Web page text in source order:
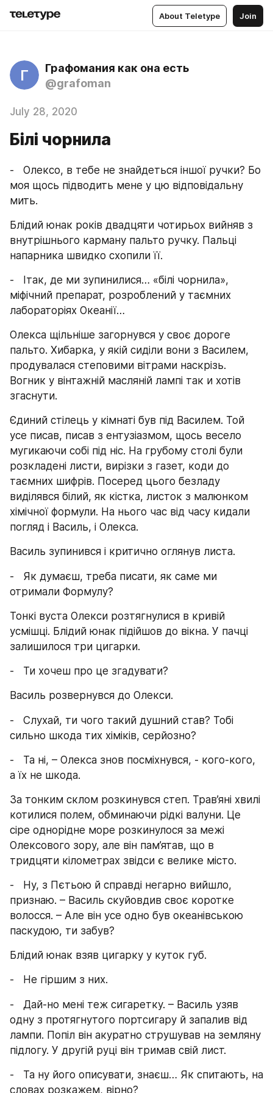
About Teletype Join
Г
Графомания как она есть
@grafoman
July 28, 2020
Білі чорнила
-   Олексо, в тебе не знайдеться іншої ручки? Бо
моя щось підводить мене у цю відповідальну
мить.
Блідий юнак років двадцяти чотирьох вийняв з
внутрішнього карману пальто ручку. Пальці
напарника швидко схопили її.
-   Ітак, де ми зупинилися… «білі чорнила»,
міфічний препарат, розроблений у таємних
лабораторіях Океанії…
Олекса щільніше загорнувся у своє дороге
пальто. Хибарка, у якій сиділи вони з Василем,
продувалася степовими вітрами наскрізь.
Вогник у вінтажній масляній лампі так и хотів
згаснути.
Єдиний стілець у кімнаті був під Василем. Той
усе писав, писав з ентузіазмом, щось весело
мугикаючи собі під ніс. На грубому столі були
розкладені листи, вирізки з газет, коди до
таємних шифрів. Посеред цього безладу
виділявся білий, як кістка, листок з малюнком
хімічної формули. На нього час від часу кидали
погляд і Василь, і Олекса.
Василь зупинився і критично оглянув листа.
-   Як думаєш, треба писати, як саме ми
отримали Формулу?
Тонкі вуста Олекси розтягнулися в кривій
усмішці. Блідий юнак підійшов до вікна. У пачці
залишилося три цигарки.
-   Ти хочеш про це згадувати?
Василь розвернувся до Олекси.
-   Слухай, ти чого такий душний став? Тобі
сильно шкода тих хіміків, серйозно?
-   Та ні, – Олекса знов посміхнувся, - кого-кого,
а їх не шкода.
За тонким склом розкинувся степ. Трав’яні хвилі
котилися полем, обминаючи рідкі валуни. Це
сіре однорідне море розкинулося за межі
Олексового зору, але він пам’ятав, що в
тридцяти кілометрах звідси є велике місто.
-   Ну, з Пєтьою й справді негарно вийшло,
признаю. – Василь скуйовдив своє коротке
волосся. – Але він усе одно був океанівською
паскудою, ти забув?
Блідий юнак взяв цигарку у куток губ.
-   Не гіршим з них.
-   Дай-но мені теж сигаретку. – Василь узяв
одну з протягнутого портсигару й запалив від
лампи. Попіл він акуратно струшував на земляну
підлогу. У другій руці він тримав свій лист.
-   Та ну його описувати, знаєш… Як спитають, на
словах розкажем, вірно?